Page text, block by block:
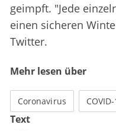
geimpft. "Jede
einen sicheren
Twitter.
Mehr lesen über
Coronavirus
Text